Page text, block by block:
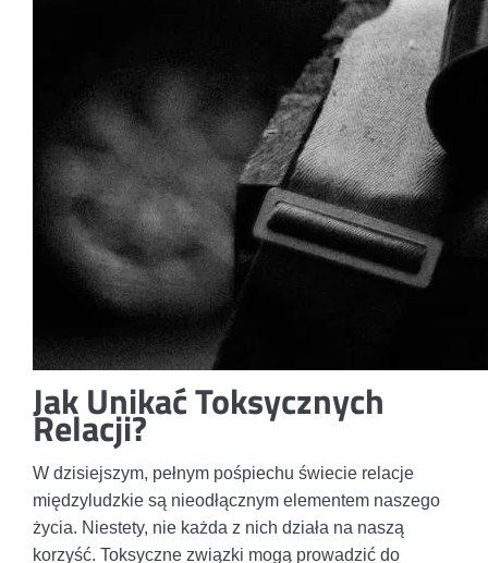
Jak Unikać Toksycznych
Relacji?
W dzisiejszym, pełnym pośpiechu świecie relacje
międzyludzkie są nieodłącznym elementem naszego
życia. Niestety, nie każda z nich działa na naszą
korzyść. Toksyczne związki mogą prowadzić do